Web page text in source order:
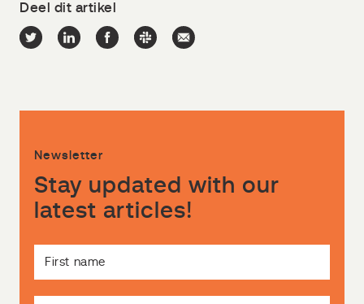
Deel dit artikel
Newsletter
Stay updated with our
latest articles!